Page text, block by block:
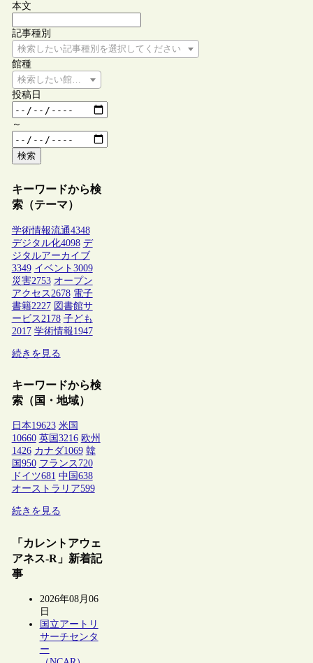
本文
記事種別
検索したい記事種別を選択してください
館種
検索したい館種を選択してください
投稿日
～
検索
キーワードから検
索（テーマ）
学術情報流通4348
デジタル化4098 デ
ジタルアーカイブ
3349 イベント 3009
災害2753 オープン
アクセス 2678 電子
書籍2227 図書館サ
ービス 2178 子ども
2017 学術情報1947
続きを見る
キーワードから検
索（国・地域）
日本19623 米国
10660 英国 3216 欧州
1426 カナダ1069 韓
国 950 フランス 720
ドイツ681 中国 638
オーストラリア599
続きを見る
「カレントアウェ
アネス-R」新着記
事
2026年08月06
日
国立アートリ
サーチセンタ
ー